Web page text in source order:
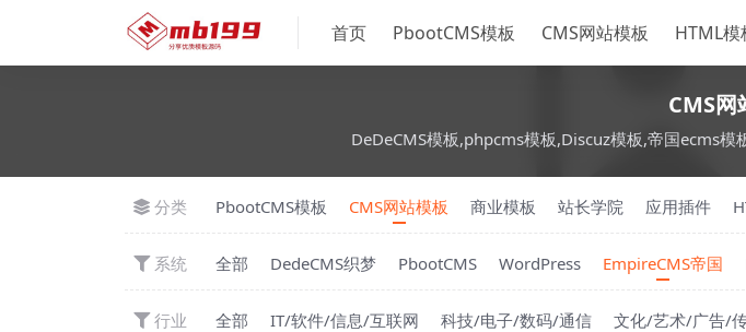
首页 PbootCMS模板 CMS网站模板 HTML模
CMS网
DeDeCMS模板,phpcms模板,Discuz模板,帝国ecms
分类 PbootCMS模板 CMS网站模板 商业模板 站长学院 应用插件
系统 全部 DedeCMS织梦 PbootCMS WordPress EmpireCMS帝国
行业 全部 IT/软件/信息/互联网 科技/电子/数码/通信 文化/艺术/广告/